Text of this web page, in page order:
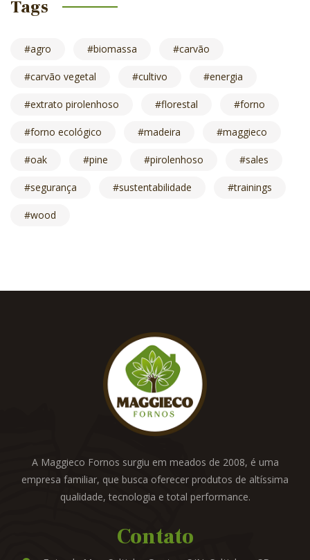
Tags
agro biomassa carvão
carvão vegetal cultivo energia
extrato pirolenhoso florestal forno
forno ecológico madeira maggieco
oak pine pirolenhoso sales
segurança sustentabilidade trainings
wood
A Maggieco Fornos surgiu em meados de 2008, é uma
empresa familiar, que busca oferecer produtos de altíssima
qualidade, tecnologia e total performance.
Contato